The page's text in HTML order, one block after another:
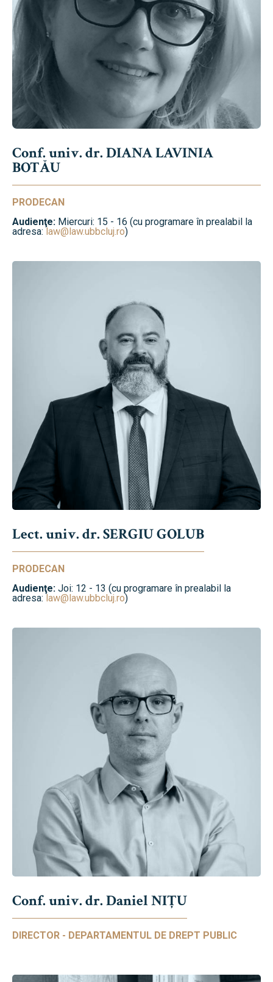
Conf. univ. dr. DIANA LAVINIA
BOTĂU
PRODECAN
Audienţe: Miercuri: 15 - 16 (cu programare în prealabil la
adresa: law@law.ubbcluj.ro)
Lect. univ. dr. SERGIU GOLUB
PRODECAN
Audienţe: Joi: 12 - 13 (cu programare în prealabil la
adresa:law@law.ubbcluj.ro)
Conf. univ. dr. Daniel NIŢU
DIRECTOR - DEPARTAMENTUL DE DREPT PUBLIC